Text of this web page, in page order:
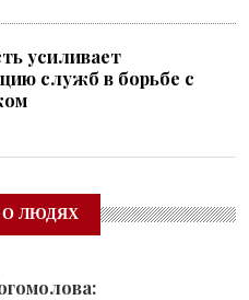
усиливает
служб в борьбе с
ЛЮДЯХ